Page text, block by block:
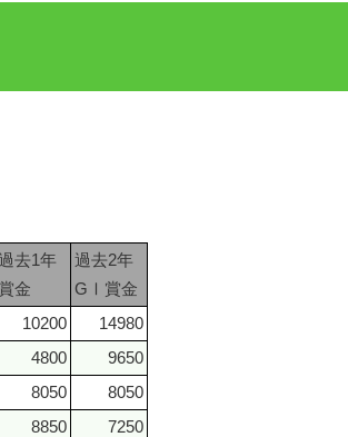
去1年
賞金
過去2年
GⅠ賞金
10200
14980
4800
9650
8050
8050
8850
7250